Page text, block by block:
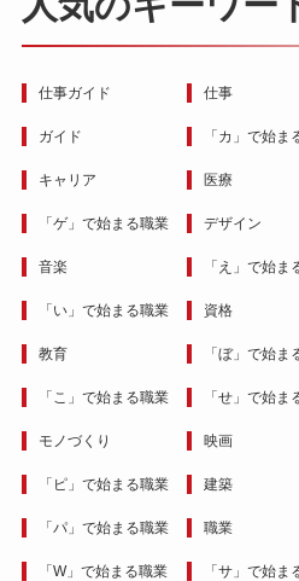
仕事ガイド 仕事
ガイド 「カ」で始ま
キャリア 医療
「ゲ」で始まる職業 デザイン
音楽 「え」で始ま
「い」で始まる職業 資格
教育 「ぼ」で始ま
「こ」で始まる職業 「せ」で始ま
モノづくり 映画
「ピ」で始まる職業 建築
「パ」で始まる職業 職業
「W」で始まる職業 「サ」で始ま